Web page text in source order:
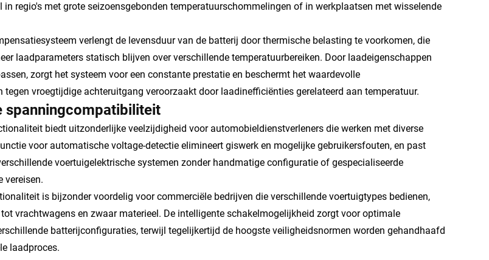
in regio's met grote seizoensgebonden temperatuurschommelingen of in werkplaatsen met wisselende
verlengt de levensduur van de batterij door thermische belasting te voorkomen, die
laadparameters statisch blijven over verschillende temperatuurbereiken. Door laadeigenschappen
zorgt het systeem voor een constante prestatie en beschermt het waardevolle
tegen vroegtijdige achteruitgang veroorzaakt door laadinefficiënties gerelateerd aan temperatuur.
spanningcompatibiliteit
biedt uitzonderlijke veelzijdigheid voor automobieldienstverleners die werken met diverse
voor automatische voltage-detectie elimineert giswerk en mogelijke gebruikersfouten, en past
voertuigelektrische systemen zonder handmatige configuratie of gespecialiseerde
vereisen.
is bijzonder voordelig voor commerciële bedrijven die verschillende voertuigtypes bedienen,
vrachtwagens en zwaar materieel. De intelligente schakelmogelijkheid zorgt voor optimale
batterijconfiguraties, terwijl tegelijkertijd de hoogste veiligheidsnormen worden gehandhaafd
laadproces.